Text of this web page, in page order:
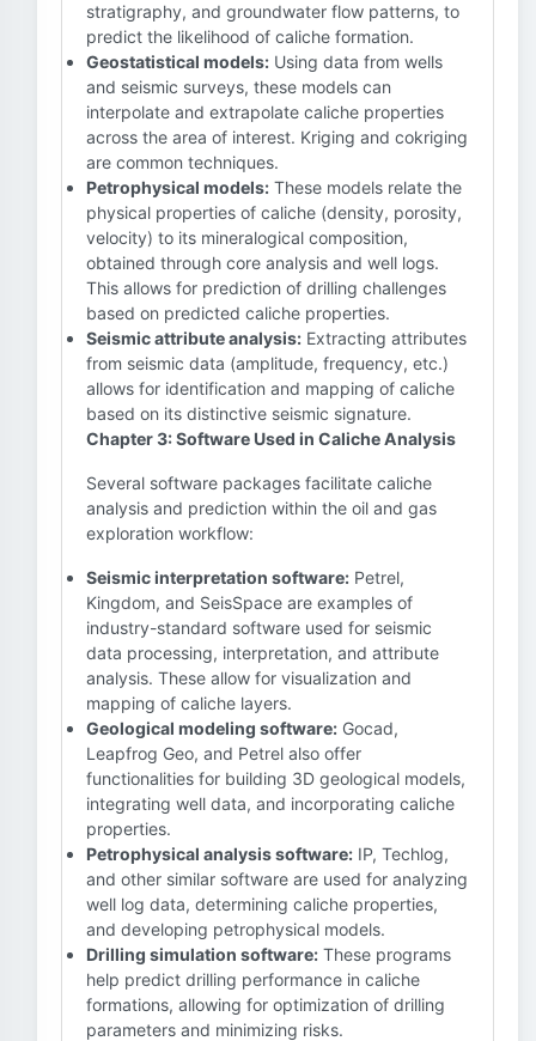
stratigraphy, and groundwater flow patterns, to
predict the likelihood of caliche formation.
Geostatistical models: Using data from wells
and seismic surveys, these models can
interpolate and extrapolate caliche properties
across the area of interest. Kriging and cokriging
are common techniques.
Petrophysical models: These models relate the
physical properties of caliche (density, porosity,
velocity) to its mineralogical composition,
obtained through core analysis and well logs.
This allows for prediction of drilling challenges
based on predicted caliche properties.
Seismic attribute analysis: Extracting attributes
from seismic data (amplitude, frequency, etc.)
allows for identification and mapping of caliche
based on its distinctive seismic signature.
Chapter 3: Software Used in Caliche Analysis
Several software packages facilitate caliche
analysis and prediction within the oil and gas
exploration workflow:
Seismic interpretation software: Petrel,
Kingdom, and SeisSpace are examples of
industry-standard software used for seismic
data processing, interpretation, and attribute
analysis. These allow for visualization and
mapping of caliche layers.
Geological modeling software: Gocad,
Leapfrog Geo, and Petrel also offer
functionalities for building 3D geological models,
integrating well data, and incorporating caliche
properties.
Petrophysical analysis software: IP, Techlog,
and other similar software are used for analyzing
well log data, determining caliche properties,
and developing petrophysical models.
Drilling simulation software: These programs
help predict drilling performance in caliche
formations, allowing for optimization of drilling
parameters and minimizing risks.